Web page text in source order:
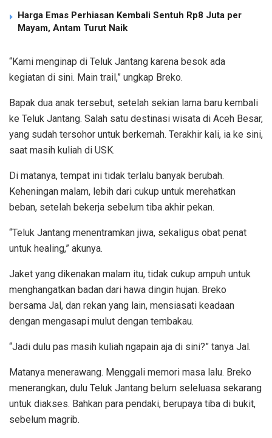
Harga Emas Perhiasan Kembali Sentuh Rp8 Juta per
Mayam, Antam Turut Naik
“Kami menginap di Teluk Jantang karena besok ada
kegiatan di sini. Main trail,” ungkap Breko.
Bapak dua anak tersebut, setelah sekian lama baru kembali
ke Teluk Jantang. Salah satu destinasi wisata di Aceh Besar,
yang sudah tersohor untuk berkemah. Terakhir kali, ia ke sini,
saat masih kuliah di USK.
Di matanya, tempat ini tidak terlalu banyak berubah.
Keheningan malam, lebih dari cukup untuk merehatkan
beban, setelah bekerja sebelum tiba akhir pekan.
“Teluk Jantang menentramkan jiwa, sekaligus obat penat
untuk healing,” akunya.
Jaket yang dikenakan malam itu, tidak cukup ampuh untuk
menghangatkan badan dari hawa dingin hujan. Breko
bersama Jal, dan rekan yang lain, mensiasati keadaan
dengan mengasapi mulut dengan tembakau.
“Jadi dulu pas masih kuliah ngapain aja di sini?” tanya Jal.
Matanya menerawang. Menggali memori masa lalu. Breko
menerangkan, dulu Teluk Jantang belum seleluasa sekarang
untuk diakses. Bahkan para pendaki, berupaya tiba di bukit,
sebelum magrib.